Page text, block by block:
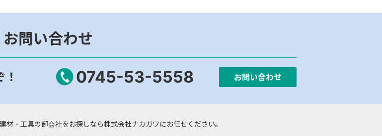
お問い合わせ
0745-53-5558 お問い合わせ
材・工具の卸会社をお探しなら株式会社ナカガワにお任せください。